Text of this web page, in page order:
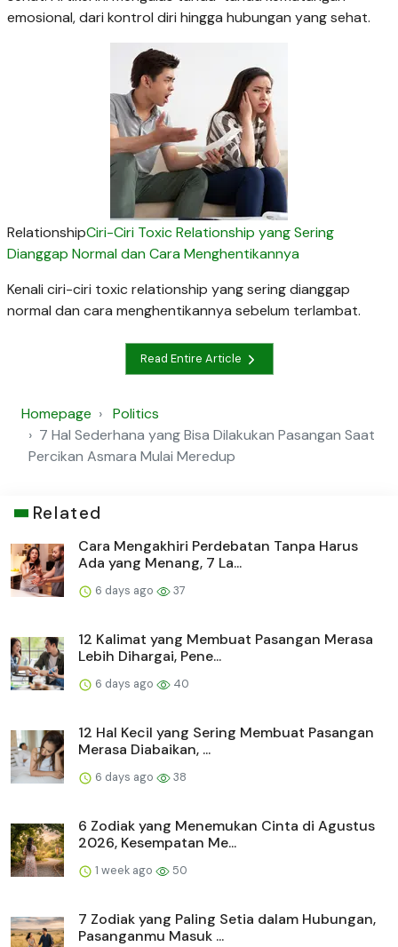
emosional, dari kontrol diri hingga hubungan yang sehat.
RelationshipCiri-Ciri Toxic Relationship yang Sering
Dianggap Normal dan Cara Menghentikannya
Kenali ciri-ciri toxic relationship yang sering dianggap
normal dan cara menghentikannya sebelum terlambat.
Read Entire Article
Homepage
Politics
7 Hal Sederhana yang Bisa Dilakukan Pasangan Saat
Percikan Asmara Mulai Meredup
Related
Cara Mengakhiri Perdebatan Tanpa Harus
Ada yang Menang, 7 La...
6 days ago 37
12 Kalimat yang Membuat Pasangan Merasa
Lebih Dihargai, Pene...
6 days ago 40
12 Hal Kecil yang Sering Membuat Pasangan
Merasa Diabaikan, ...
6 days ago 38
6 Zodiak yang Menemukan Cinta di Agustus
2026, Kesempatan Me...
1 week ago 50
7 Zodiak yang Paling Setia dalam Hubungan,
Pasanganmu Masuk ...